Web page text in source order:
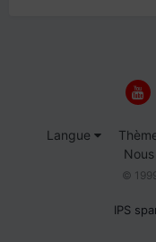
Langue
©
IPS